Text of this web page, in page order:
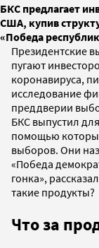
БКС предлагает
США, купив
«Победа
Президентские
пугают
коронавируса,
исследование
преддверии
БКС выпустил
помощью
выборов. Они
«Победа
гонка»,
такие продукты?
Что за